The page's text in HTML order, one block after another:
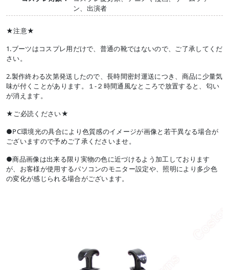
ン、出演者
★注意★
1.ブーツはコスプレ用だけで、普通の靴ではないので、ご了承してくだ
さい。
2.製作終わる次第発送したので、長時間密封運送につき、商品に少量気
味が付くことがあります。１-２時間通風なところで放置すると、匂い
が消えます。
★ご必読ください★
●PC環境光の具合により色質感のイメージが画像と若干異なる場合が
ございますので予めご了承くださいませ。
●商品画像は出来る限り実物の色に近づけるよう加工しております
が、お客様が使用するパソコンのモニター設定や、照明により多少色
の変化が感じられる場合がございます。